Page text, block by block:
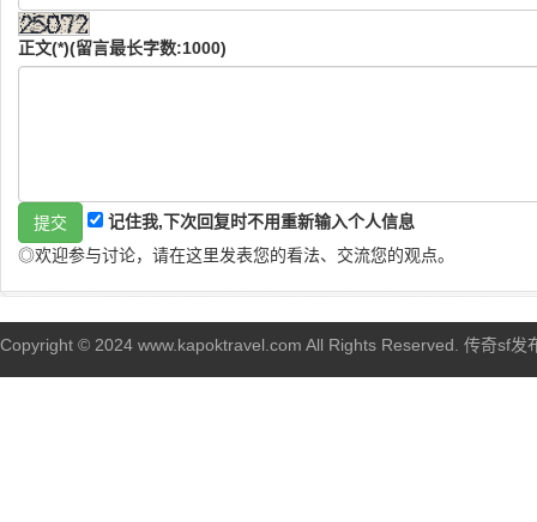
正文(*)(留言最长字数:1000)
记住我,下次回复时不用重新输入个人信息
◎欢迎参与讨论，请在这里发表您的看法、交流您的观点。
Copyright © 2024 www.kapoktravel.com All Rights Reserved. 传奇sf发